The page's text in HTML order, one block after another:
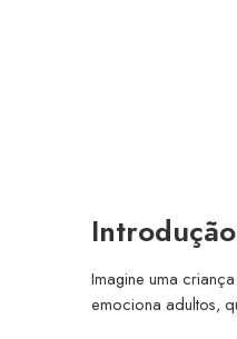
Imagine uma
emociona adultos,